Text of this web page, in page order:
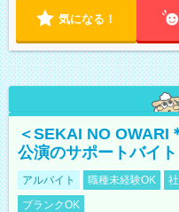
気になる！
＜SEKAI NO OWARI
公演のサポートバイト
アルバイト 職種未経験OK
ブランクOK